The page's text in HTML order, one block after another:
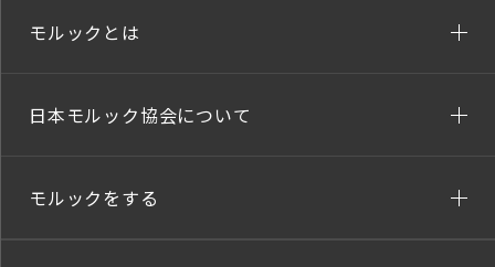
モルックとは
日本モルック協会について
モルックをする